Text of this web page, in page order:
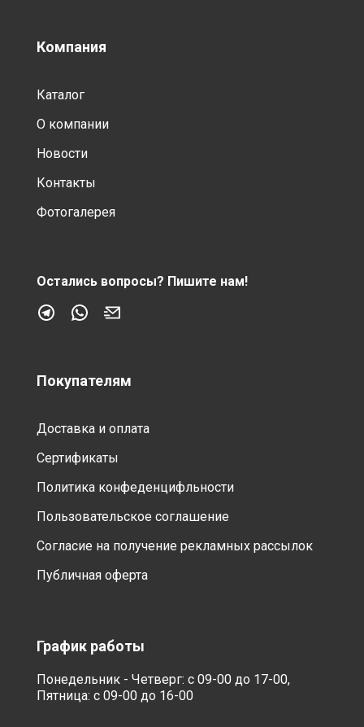
Компания
Каталог
О компании
Новости
Контакты
Фотогалерея
Остались вопросы? Пишите нам!
Покупателям
Доставка и оплата
Сертификаты
Политика конфеденцифльности
Пользовательское соглашение
Согласие на получение рекламных рассылок
Публичная оферта
График работы
Понедельник - Четверг: с 09-00 до 17-00,
Пятница: с 09-00 до 16-00